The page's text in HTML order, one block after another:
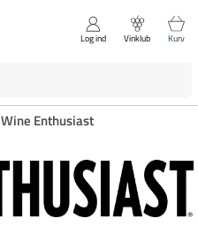
Luk
Log ind Vinklub Kurv
Wine Enthusiast